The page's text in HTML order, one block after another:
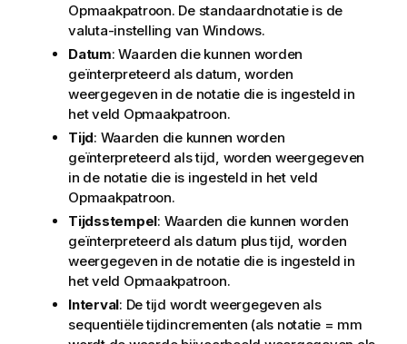
Opmaakpatroon. De standaardnotatie is de
valuta-instelling van Windows.
Datum: Waarden die kunnen worden
geïnterpreteerd als datum, worden
weergegeven in de notatie die is ingesteld in
het veld Opmaakpatroon.
Tijd: Waarden die kunnen worden
geïnterpreteerd als tijd, worden weergegeven
in de notatie die is ingesteld in het veld
Opmaakpatroon.
Tijdsstempel: Waarden die kunnen worden
geïnterpreteerd als datum plus tijd, worden
weergegeven in de notatie die is ingesteld in
het veld Opmaakpatroon.
Interval: De tijd wordt weergegeven als
sequentiële tijdincrementen (als notatie = mm